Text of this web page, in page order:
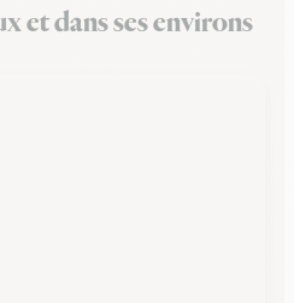
et dans ses environs